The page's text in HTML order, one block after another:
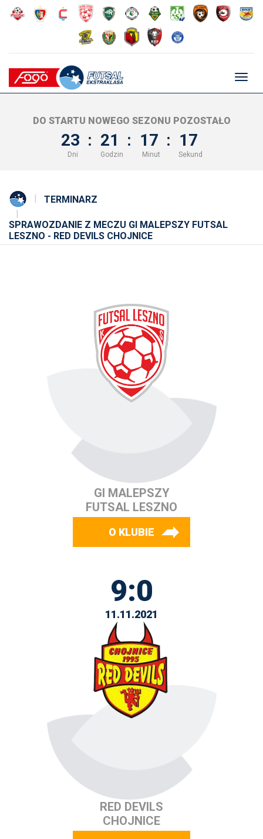
DO STARTU NOWEGO SEZONU POZOSTAŁO
23 : 21 : 17 : 17
Dni Godzin Minut Sekund
TERMINARZ
SPRAWOZDANIE Z MECZU GI MALEPSZY FUTSAL
LESZNO - RED DEVILS CHOJNICE
GI MALEPSZY
FUTSAL LESZNO
O KLUBIE
9:0
11.11.2021
RED DEVILS
CHOJNICE